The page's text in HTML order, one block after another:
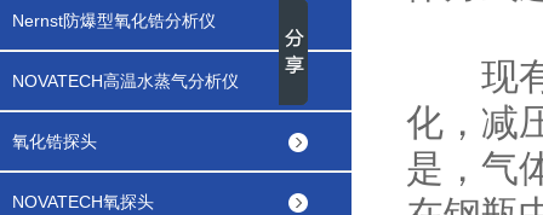
Nernst防爆型氧化锆分析仪
NOVATECH高温水蒸气分析仪
氧化锆探头
NOVATECH氧探头
现有
化，减
是，气